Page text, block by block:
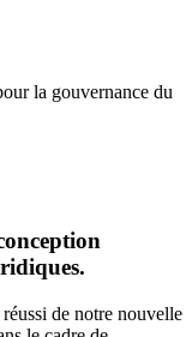
la gouvernance du
de notre nouvelle